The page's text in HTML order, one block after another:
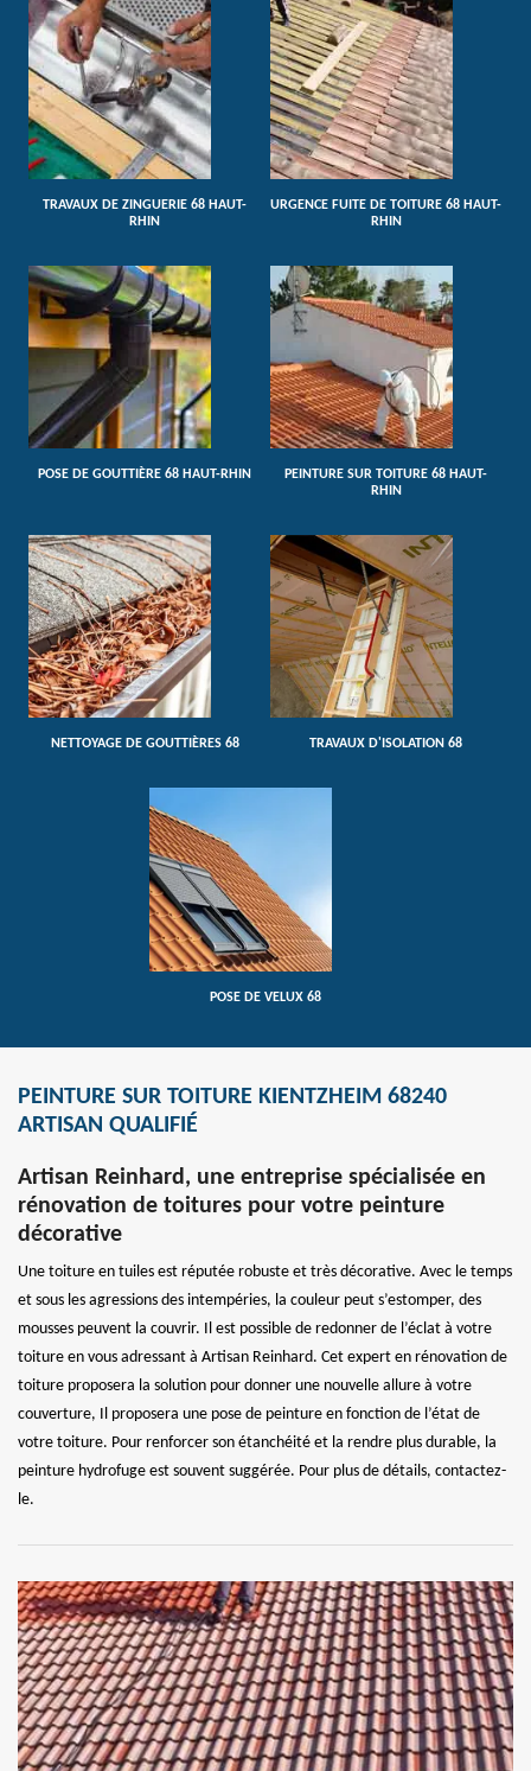
TRAVAUX DE ZINGUERIE 68 HAUT-
RHIN
URGENCE FUITE DE TOITURE 68 HAUT-
RHIN
POSE DE GOUTTIÈRE 68 HAUT-RHIN
PEINTURE SUR TOITURE 68 HAUT-
RHIN
NETTOYAGE DE GOUTTIÈRES 68 TRAVAUX D'ISOLATION 68
POSE DE VELUX 68
PEINTURE SUR TOITURE KIENTZHEIM 68240
ARTISAN QUALIFIÉ
Artisan Reinhard, une entreprise spécialisée en
rénovation de toitures pour votre peinture
décorative
Une toiture en tuiles est réputée robuste et très décorative. Avec le temps
et sous les agressions des intempéries, la couleur peut s’estomper, des
mousses peuvent la couvrir. Il est possible de redonner de l’éclat à votre
toiture en vous adressant à Artisan Reinhard. Cet expert en rénovation de
toiture proposera la solution pour donner une nouvelle allure à votre
couverture, Il proposera une pose de peinture en fonction de l’état de
votre toiture. Pour renforcer son étanchéité et la rendre plus durable, la
peinture hydrofuge est souvent suggérée. Pour plus de détails, contactez-
le.